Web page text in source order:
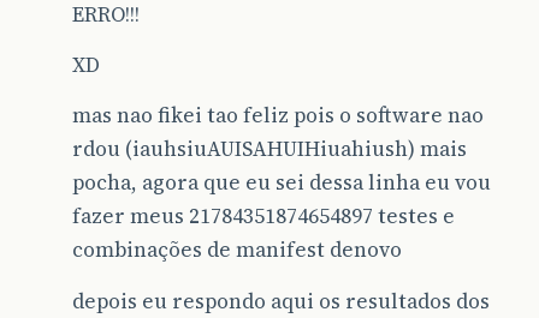
ERRO!!!
XD
mas nao fikei tao feliz pois o software nao
rdou (iauhsiuAUISAHUIHiuahiush) mais
pocha, agora que eu sei dessa linha eu vou
fazer meus 21784351874654897 testes e
combinações de manifest denovo
depois eu respondo aqui os resultados dos